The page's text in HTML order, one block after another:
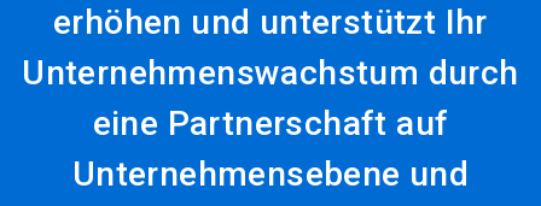
erhöhen und unterstützt Ihr
Unternehmenswachstum durch
eine Partnerschaft auf
Unternehmensebene und